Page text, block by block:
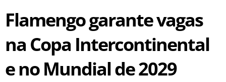
Flamengo garante vagas
na Copa Intercontinental
e no Mundial de 2029